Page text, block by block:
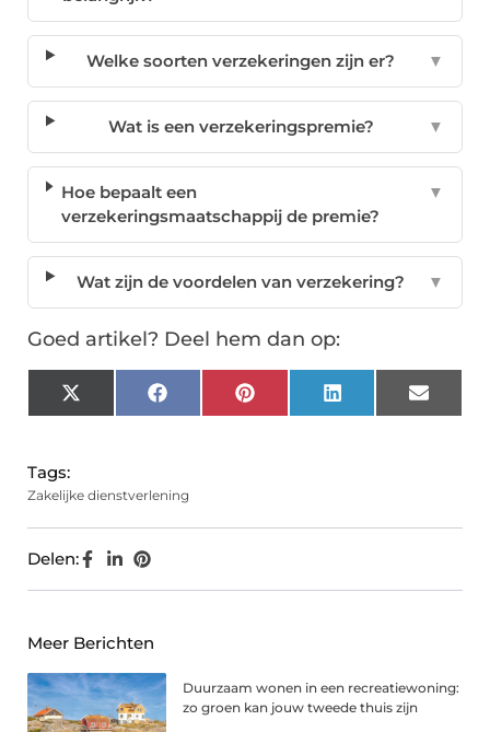
Welke soorten verzekeringen zijn er? ▼
Wat is een verzekeringspremie? ▼
Hoe bepaalt een
verzekeringsmaatschappij de premie?
▼
Wat zijn de voordelen van verzekering? ▼
Goed artikel? Deel hem dan op:
X
(Twitter)
FacebookPinterest LinkedIn Email
Tags:
Zakelijke dienstverlening
Delen:
Meer Berichten
Duurzaam wonen in een recreatiewoning:
zo groen kan jouw tweede thuis zijn